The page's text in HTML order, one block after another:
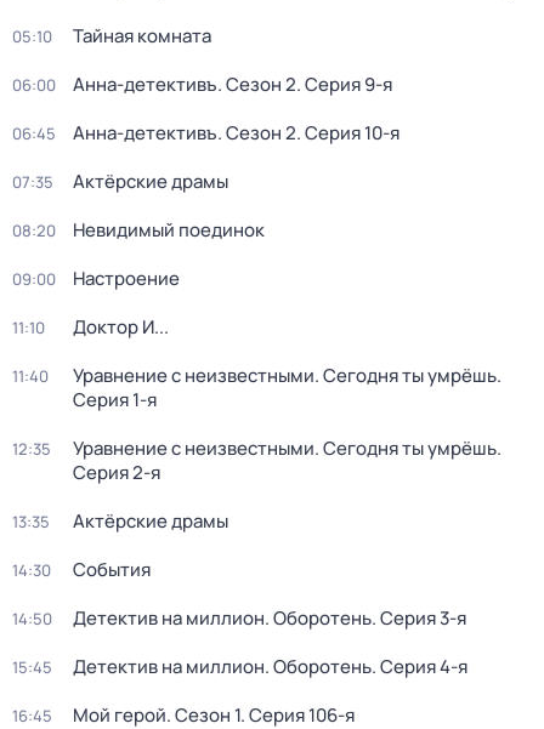
05:10 Тайная комната
06:00 Анна-детективъ. Сезон 2. Серия 9-я
06:45 Анна-детективъ. Сезон 2. Серия 10-я
07:35 Актёрские драмы
08:20 Невидимый поединок
09:00 Настроение
11:10 Доктор И...
11:40 Уравнение с неизвестными. Сегодня ты умрёшь.
Серия 1-я
12:35 Уравнение с неизвестными. Сегодня ты умрёшь.
Серия 2-я
13:35 Актёрские драмы
14:30 События
14:50 Детектив на миллион. Оборотень. Серия 3-я
15:45 Детектив на миллион. Оборотень. Серия 4-я
16:45 Мой герой. Сезон 1. Серия 106-я